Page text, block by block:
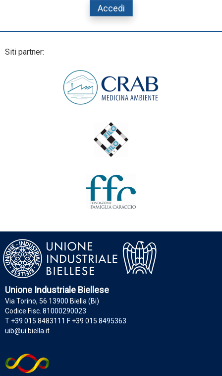
Accedi
Siti partner:
Unione Industriale Biellese
Via Torino, 56 13900 Biella (Bi)
Codice Fisc. 81000290023
T +39 015 8483111 F +39 015 8495363
uib@ui.biella.it